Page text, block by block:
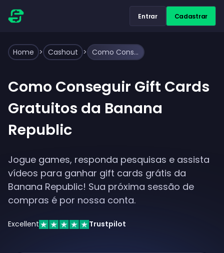
Entrar Cadastrar
Home > Cashout > Como Conseguir Gift Cards Gratuitos da Banana Republic
Como Conseguir Gift Cards
Gratuitos da Banana
Republic
Jogue games, responda pesquisas e assista
vídeos para ganhar gift cards grátis da
Banana Republic! Sua próxima sessão de
compras é por nossa conta.
Excellent Trustpilot